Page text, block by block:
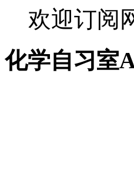
欢迎订阅
化学自习室